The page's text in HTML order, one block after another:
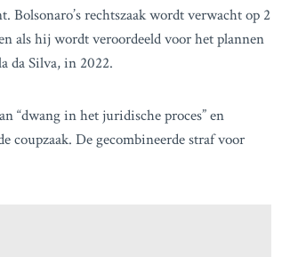
Bolsonaro’s rechtszaak wordt verwacht op 2
als hij wordt veroordeeld voor het plannen
da Silva, in 2022.
“dwang in het juridische proces” en
coupzaak. De gecombineerde straf voor